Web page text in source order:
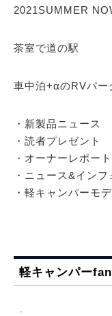
2021SUMMER
茶室で道の駅
車中泊+αのRVパー
・新製品ニュース
・読者プレゼント
・オーナーレポー
・ニュース&イン
・軽キャンパーモ
軽キャンパーfan